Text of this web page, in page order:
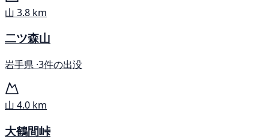
山 3.8 km
二ツ森山
岩手県 ·3件の出没
山 4.0 km
大鶴間峠